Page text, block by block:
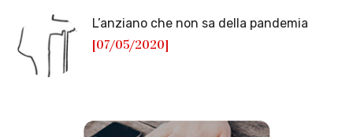
L’anziano che non sa della pandemia
[07/05/2020]